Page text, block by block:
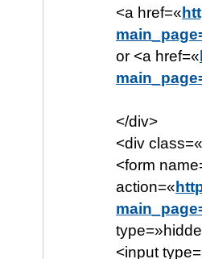
<a href=«
or <a href=«
</div>
<div
<form
action=«
<input